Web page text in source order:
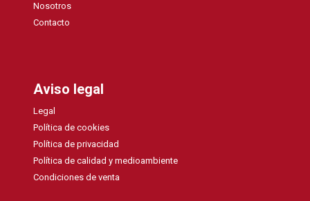
Nosotros
Contacto
Aviso legal
Legal
Política de cookies
Política de privacidad
Política de calidad y medioambiente
Condiciones de venta